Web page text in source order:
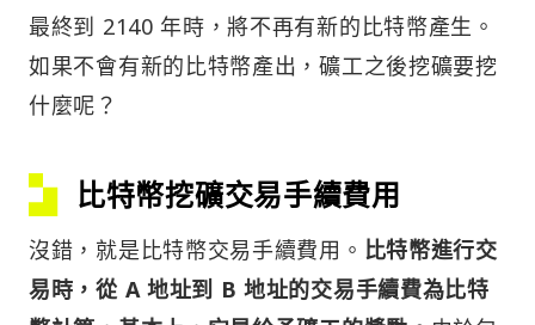
最終到 2140 年時，將不再有新的比特幣產生。
如果不會有新的比特幣產出，礦工之後挖礦要挖
什麼呢？
比特幣挖礦交易手續費用
沒錯，就是比特幣交易手續費用。 比特幣進行交
易時，從 A 地址到 B 地址的交易手續費為比特